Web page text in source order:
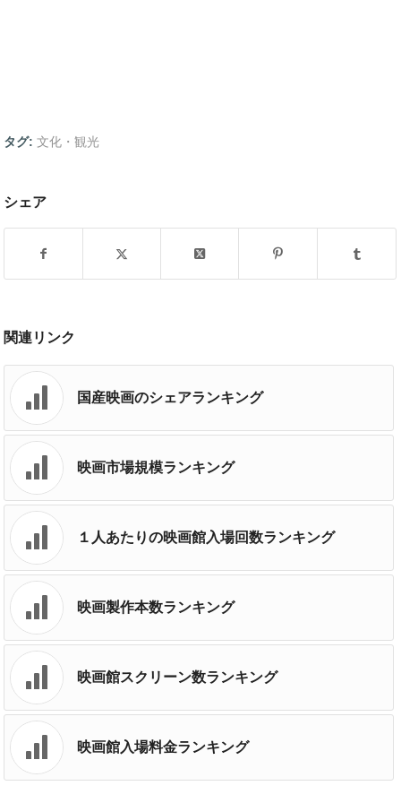
タグ: 文化・観光
シェア
関連リンク
国産映画のシェアランキング
映画市場規模ランキング
１人あたりの映画館入場回数ランキング
映画製作本数ランキング
映画館スクリーン数ランキング
映画館入場料金ランキング